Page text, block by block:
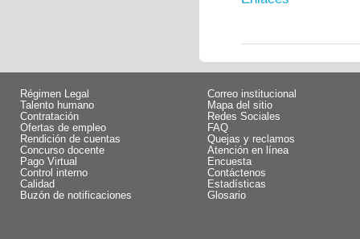
Régimen Legal
Talento humano
Contratación
Ofertas de empleo
Rendición de cuentas
Concurso docente
Pago Virtual
Control interno
Calidad
Buzón de notificaciones
Correo institucional
Mapa del sitio
Redes Sociales
FAQ
Quejas y reclamos
Atención en línea
Encuesta
Contáctenos
Estadísticas
Glosario